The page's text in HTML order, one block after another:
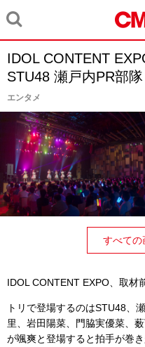
IDOL CONTENT
STU48 瀬戸内PR部隊
エンタメ
すべての
IDOL CONTENT EXPO、取材
トリで登場するのはSTU48、
里、岩田陽菜、門脇実優菜、
が颯爽と登場すると拍手が巻き